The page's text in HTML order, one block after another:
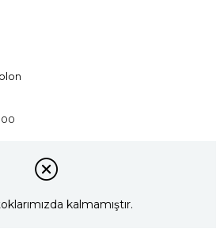
kalmamıştır.